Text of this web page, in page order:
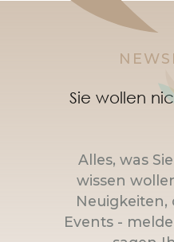
Sie wollen
Alles, was
wissen
Neuigkeiten,
Events -